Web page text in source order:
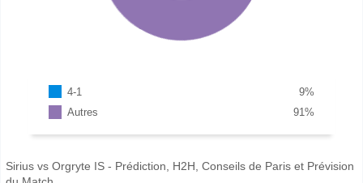
4-1 %
9
Autres
%
91
Sirius vs Orgryte IS - Prédiction, H2H, Conseils de Paris et Prévision